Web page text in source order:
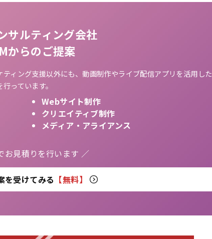
サルティング会社
からのご提案
ィング支援以外にも、動画制作やライブ配信アプリを活用した
っています。
Webサイト制作
クリエイティブ制作
メディア・アライアンス
お見積りを行います ／
を受けてみる 【無料】